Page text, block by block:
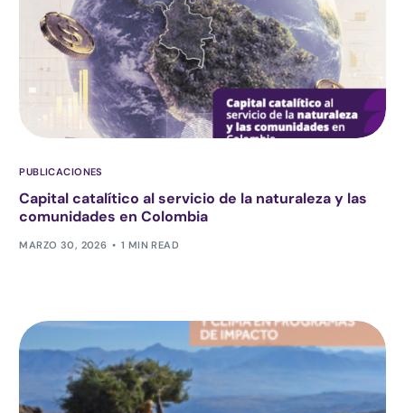
PUBLICACIONES
Capital catalítico al servicio de la naturaleza y las
comunidades en Colombia
MARZO 30, 2026 1 MIN READ